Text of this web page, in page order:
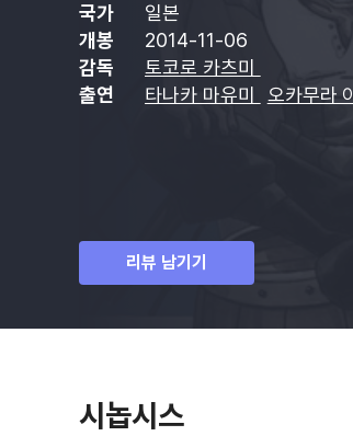
국가
일본
개봉
2014-11-06
감독
토코로 카츠미
출연
타나카 마유미 오카무라
리뷰 남기기
시놉시스